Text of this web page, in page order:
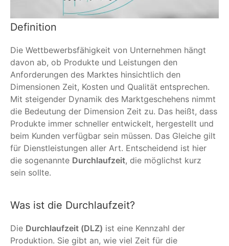
Definition
Die Wettbewerbsfähigkeit von Unternehmen hängt
davon ab, ob Produkte und Leistungen den
Anforderungen des Marktes hinsichtlich den
Dimensionen Zeit, Kosten und Qualität entsprechen.
Mit steigender Dynamik des Marktgeschehens nimmt
die Bedeutung der Dimension Zeit zu. Das heißt, dass
Produkte immer schneller entwickelt, hergestellt und
beim Kunden verfügbar sein müssen. Das Gleiche gilt
für Dienstleistungen aller Art. Entscheidend ist hier
die sogenannte Durchlaufzeit, die möglichst kurz
sein sollte.
Was ist die Durchlaufzeit?
Die Durchlaufzeit (DLZ) ist eine Kennzahl der
Produktion. Sie gibt an, wie viel Zeit für die